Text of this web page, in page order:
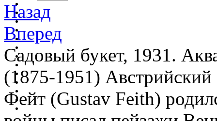
Назад
Вперед
Садовый букет, 1931.
(1875-1951) Австрийский
Фейт (Gustav Feith)